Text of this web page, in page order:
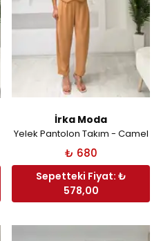
İrka Moda
Yelek Pantolon Takım - Camel
₺ 680
Sepetteki Fiyat: ₺
578,00